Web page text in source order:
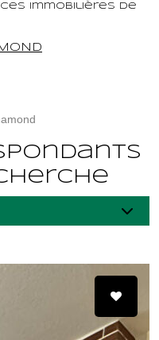
immobilières de